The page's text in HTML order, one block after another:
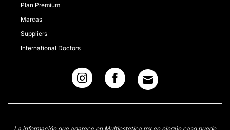
Plan Premium
Marcas
Suppliers
International Doctors